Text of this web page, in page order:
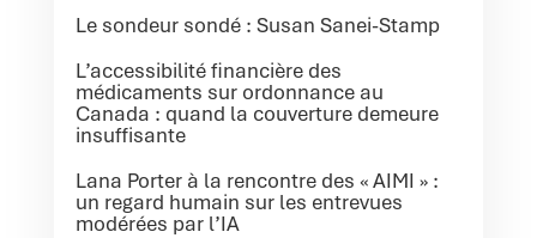
Le sondeur sondé : Susan Sanei-Stamp
L’accessibilité financière des
médicaments sur ordonnance au
Canada : quand la couverture demeure
insuffisante
Lana Porter à la rencontre des « AIMI » :
un regard humain sur les entrevues
modérées par l’IA